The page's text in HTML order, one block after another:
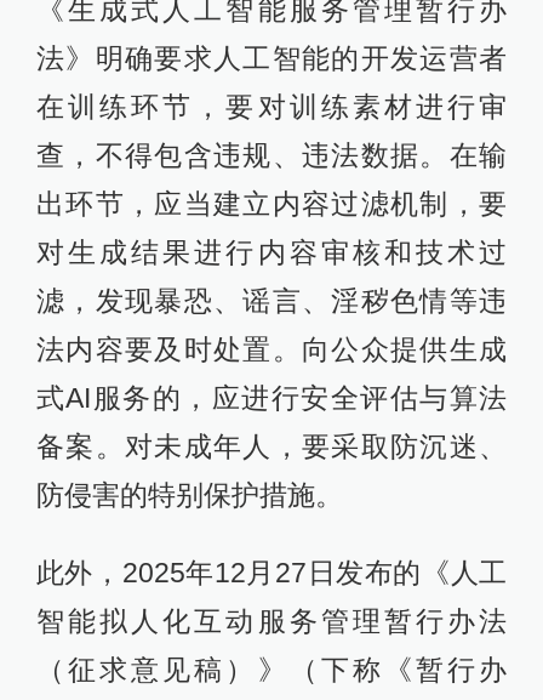
《生成式人工智能服务管理暂行办
法》明确要求人工智能的开发运营者
在训练环节，要对训练素材进行审
查，不得包含违规、违法数据。在输
出环节，应当建立内容过滤机制，要
对生成结果进行内容审核和技术过
滤，发现暴恐、谣言、淫秽色情等违
法内容要及时处置。向公众提供生成
式AI服务的，应进行安全评估与算法
备案。对未成年人，要采取防沉迷、
防侵害的特别保护措施。
此外，2025年12月27日发布的《人工
智能拟人化互动服务管理暂行办法
（征求意见稿）》（下称《暂行办